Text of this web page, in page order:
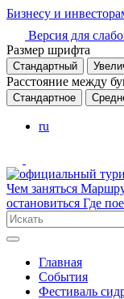
Бизнесу и
Версия для
Размер шрифта
Стандартный
Расстояние между
Стандартное
ru
Чем заняться
остановиться Где
Главная
События
Фестиваль